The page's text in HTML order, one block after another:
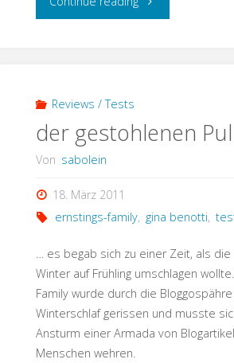
Reviews / Tests
der gestohlenen
Von sabolein
18. März 2011
ernstings-family, gina benotti,
… es begab sich zu einer Zeit, als
Winter auf Frühling umschlagen wollte.
Family wurde durch die
Winterschlaf gerissen und musste
Ansturm einer Armada von
Menschen wehren.